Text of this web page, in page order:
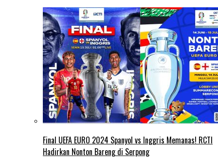
Final UEFA EURO 2024 Spanyol vs Inggris Memanas! RCTI
Hadirkan Nonton Bareng di Serpong